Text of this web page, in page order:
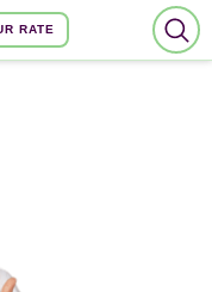
RATE